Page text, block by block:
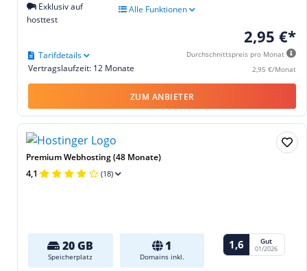
Exklusiv auf
hosttest
Alle Funktionen
2,95 €*
Durchschnittspreis pro Monat
2,95 €/Monat
Vertragslaufzeit: 12 Monate
Tarifdetails
ZUM ANBIETER
Premium Webhosting (48 Monate)
4,1 (18)
20 GB
Speicherplatz
1
Domains inkl.
1,6 Gut
01/2026